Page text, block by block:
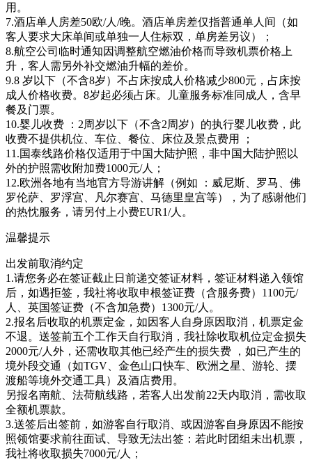
用。
7.酒店单人房差50欧/人/晚。酒店单房差仅指普通单人间（如
客人要求大床单间或单独一人住标双，单房差另议）；
8.航空公司临时通知因调整航空燃油价格而导致机票价格上
升，客人需另外补交燃油升幅的差价。
9.8 岁以下（不含8岁）不占床按成人价格减少800元，占床按
成人价格收费。8岁起必须占床。儿童服务标准同成人，含早
餐及门票。
10.婴儿收费 ：2周岁以下（不含2周岁）的执行婴儿收费，此
收费不提供机位、车位、餐位、床位及景点费用 ；
11.国泰线路价格仅适用于中国大陆护照，非中国大陆护照以
外的护照需收附加费1000元/人；
12.欧洲各地有当地官方导游讲解（例如 ：威尼斯、罗马、佛
罗伦萨、罗浮宫、凡尔赛宫、马德里皇宫等），为了感谢他们
的热忱服务，请另付上小费EUR1/人。
温馨提示
出发前取消约定
1.请您务必在签证截止日前递交签证材料，签证材料递入领馆
后，如遇拒签，我社将收取申根签证费（含服务费）1100元/
人、英国签证费（不含加急费）1300元/人。
2.报名后收取的机票定金，如因客人自身原因取消，机票定金
不退。送签前五个工作天自行取消，我社除收取机位定金损失
2000元/人外，还需收取其他已经产生的损失费 ，如已产生的
境外段交通（如TGV、金色山口快车、欧洲之星、游轮、摆
渡船等境外交通工具）及酒店费用。
另报名南航、法荷航线路，若客人出发前22天内取消，需收取
全额机票款。
3.送签后出签前，如游客自行取消、或因游客自身原因不能按
照领馆要求前往面试、导致无法出签：若此时团组未出机票，
我社将收取损失7000元/人；